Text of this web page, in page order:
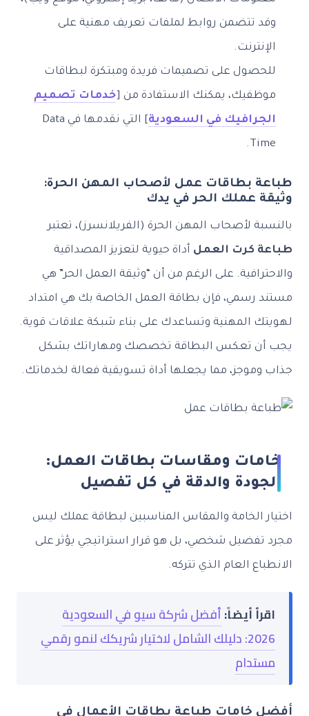
تتضمن روابط لملفات تعريف مهنية على
على تصميمات فريدة ومبتكرة لبطاقات
يمكنك الاستفادة من [خدمات تصميم
في السعودية ] التي نقدمها في Data
بطاقات عمل لأصحاب المهن الحرة:
عملك الحر في يدك
لأصحاب المهن الحرة (الفريلانسرز)، تعتبر
كرت العملأداة حيوية لتعزيز المصداقية
على الرغم من أن “وثيقة العمل الحر” هي
رسمي، فإن بطاقة العمل الخاصة بك هي امتداد
المهنية وتساعدك على بناء شبكة علاقات قوية.
تعكس البطاقة تخصصك ومهاراتك بشكل
مما يجعلها أداة تسويقية فعالة لخدماتك.
ومقاسات بطاقات العمل:
والدقة في كل تفصيل
الخامة والمقاس المناسبين لبطاقة عملك ليس
شخصي، بل هو قرار استراتيجي يؤثر على
العام الذي تتركه.
أيضاً:أفضل شركة سيو في السعودية
2026: دليلك الشامل لاختيار شريكك لنمو رقمي
خامات طباعة بطاقات الأعمال في